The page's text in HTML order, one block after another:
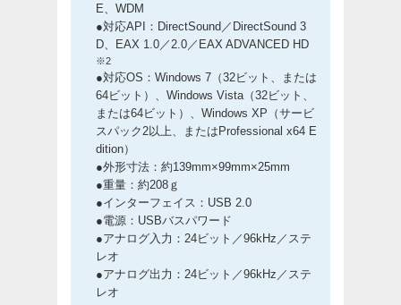
E、WDM
●対応API：DirectSound／DirectSound 3
D、EAX 1.0／2.0／EAX ADVANCED HD
※2
●対応OS：Windows 7（32ビット、または
64ビット）、Windows Vista（32ビット、
または64ビット）、Windows XP（サービ
スパック2以上、またはProfessional x64 E
dition）
●外形寸法：約139mm×99mm×25mm
●重量：約208ｇ
●インターフェイス：USB 2.0
●電源：USBバスパワード
●アナログ入力：24ビット／96kHz／ステ
レオ
●アナログ出力：24ビット／96kHz／ステ
レオ